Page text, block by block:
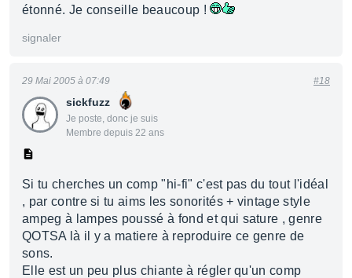
étonné. Je conseille beaucoup !
signaler
sickfuzz
Je poste, donc je suis
Membre depuis 22 ans
29 Mai 2005 à 07:49 #18
Si tu cherches un comp "hi-fi" c'est pas du tout l'idéal
, par contre si tu aims les sonorités + vintage style
ampeg à lampes poussé à fond et qui sature , genre
QOTSA là il y a matiere à reproduire ce genre de
sons.
Elle est un peu plus chiante à régler qu'un comp